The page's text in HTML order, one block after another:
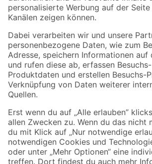
Folge uns
Zahlungsarten
Sicher einkaufen
Jetzt die toom-App herunterladen